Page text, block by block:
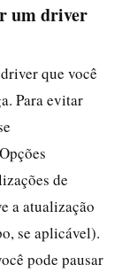
um driver
que você
Para evitar
de
a atualização
se aplicável).
pode pausar